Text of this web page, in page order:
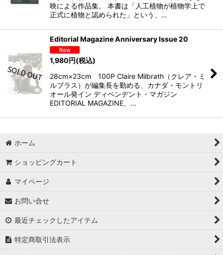
映による作品集。 本書は「人工植物が植物学上で
正式に植物と認められた」という、…
Editorial Magazine Anniversary Issue 20
1,980円(税込)
28cm×23cm 100P Claire Milbrath（クレア・ミ
ルブラス）が編集長を勤める、カナダ・モントリ
オール発イン ディペンデント・マガジン
EDITORIAL MAGAZINE、…
ホーム
ショッピングカート
マイページ
お問い合せ
最近チェックしたアイテム
特定商取引法表示